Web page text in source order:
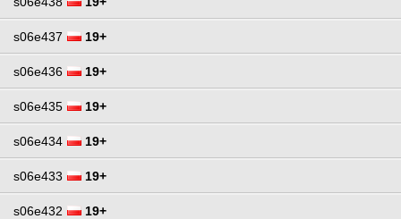
s06e437 19+
s06e436 19+
s06e435 19+
s06e434 19+
s06e433 19+
s06e432 19+